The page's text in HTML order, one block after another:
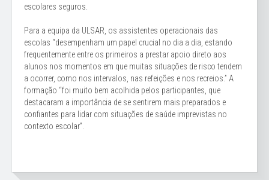
escolares seguros.
Para a equipa da ULSAR, os assistentes operacionais das
escolas “desempenham um papel crucial no dia a dia, estando
frequentemente entre os primeiros a prestar apoio direto aos
alunos nos momentos em que muitas situações de risco tendem
a ocorrer, como nos intervalos, nas refeições e nos recreios.” A
formação “foi muito bem acolhida pelos participantes, que
destacaram a importância de se sentirem mais preparados e
confiantes para lidar com situações de saúde imprevistas no
contexto escolar”.